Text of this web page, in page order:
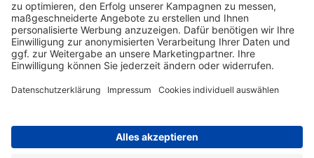
oder Zubehör für das Büro, den Computer oder Ihr
Smartphone? Dann sind Sie bei Druckerzubehoer.de genau
richtig! Unser breites Sortiment bietet unter anderem Tinte
und Toner für alle gängigen Druckermodelle – großer sowie
kleiner Hersteller. Zugleich sind wir Ihr Online Fachhandel für
einrichten, die Werkstatt ausstatten oder den Alltag mit
was Ihren Arbeitsplatz noch komfortabler macht, finden Sie
bei uns auch Bastelspaß, Schulbedarf, Beleuchtung,